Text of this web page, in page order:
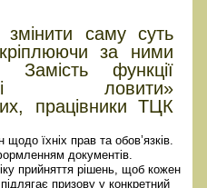
саму суть
за ними
Замість функції
ловити»
працівники ТЦК
їхніх прав та обов’язків.
документів.
прийняття рішень, щоб кожен
призову у конкретний